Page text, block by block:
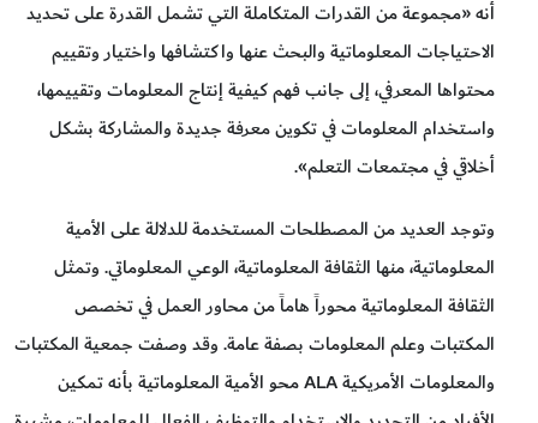
أنه «مجموعة من القدرات المتكاملة التي تشمل القدرة على تحديد
الاحتياجات المعلوماتية والبحث عنها واكتشافها واختيار وتقييم
محتواها المعرفي، إلى جانب فهم كيفية إنتاج المعلومات وتقييمها،
واستخدام المعلومات في تكوين معرفة جديدة والمشاركة بشكل
أخلاقي في مجتمعات التعلم».
وتوجد العديد من المصطلحات المستخدمة للدلالة على الأمية
المعلوماتية، منها الثقافة المعلوماتية، الوعي المعلوماتي. وتمثل
الثقافة المعلوماتية محوراً هاماً من محاور العمل في تخصص
المكتبات وعلم المعلومات بصفة عامة. وقد وصفت جمعية المكتبات
والمعلومات الأمريكية ALA محو الأمية المعلوماتية بأنه تمكين